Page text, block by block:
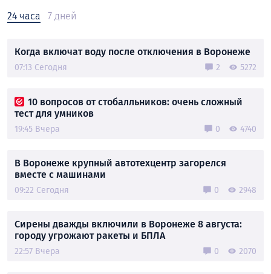
24 часа 7 дней
Когда включат воду после отключения в Воронеже
07:13 Сегодня 2 5272
10 вопросов от стобалльников: очень сложный
тест для умников
19:45 Вчера 0 4740
В Воронеже крупный автотехцентр загорелся
вместе с машинами
09:22 Сегодня 0 2948
Сирены дважды включили в Воронеже 8 августа:
городу угрожают ракеты и БПЛА
22:57 Вчера 0 2070